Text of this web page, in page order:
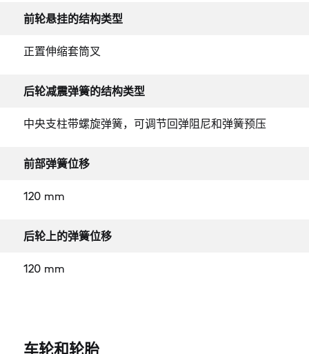
前轮悬挂的结构类型
正置伸缩套筒叉
后轮减震弹簧的结构类型
中央支柱带螺旋弹簧，可调节回弹阻尼和弹簧预压
前部弹簧位移
120 mm
后轮上的弹簧位移
120 mm
车轮和轮胎